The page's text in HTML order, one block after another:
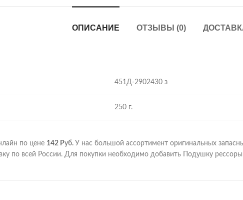
ОПИСАНИЕ ОТЗЫВЫ (0)
451Д-2902430 з
250 г.
по цене 142 Руб. У нас большой ассортимент оригинальных
по всей России. Для покупки необходимо добавить Подушку рессоры